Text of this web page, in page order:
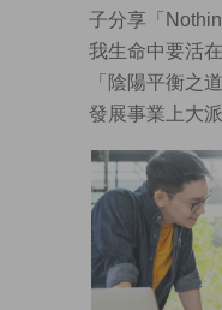
子分享「
我生命中要活
「陰陽平衡之
發展事業上大派